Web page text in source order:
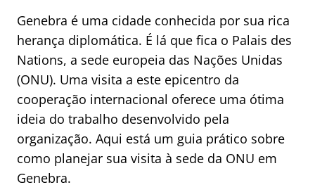
Genebra é uma cidade conhecida por sua rica
herança diplomática. É lá que fica o Palais des
Nations, a sede europeia das Nações Unidas
(ONU). Uma visita a este epicentro da
cooperação internacional oferece uma ótima
ideia do trabalho desenvolvido pela
organização. Aqui está um guia prático sobre
como planejar sua visita à sede da ONU em
Genebra.